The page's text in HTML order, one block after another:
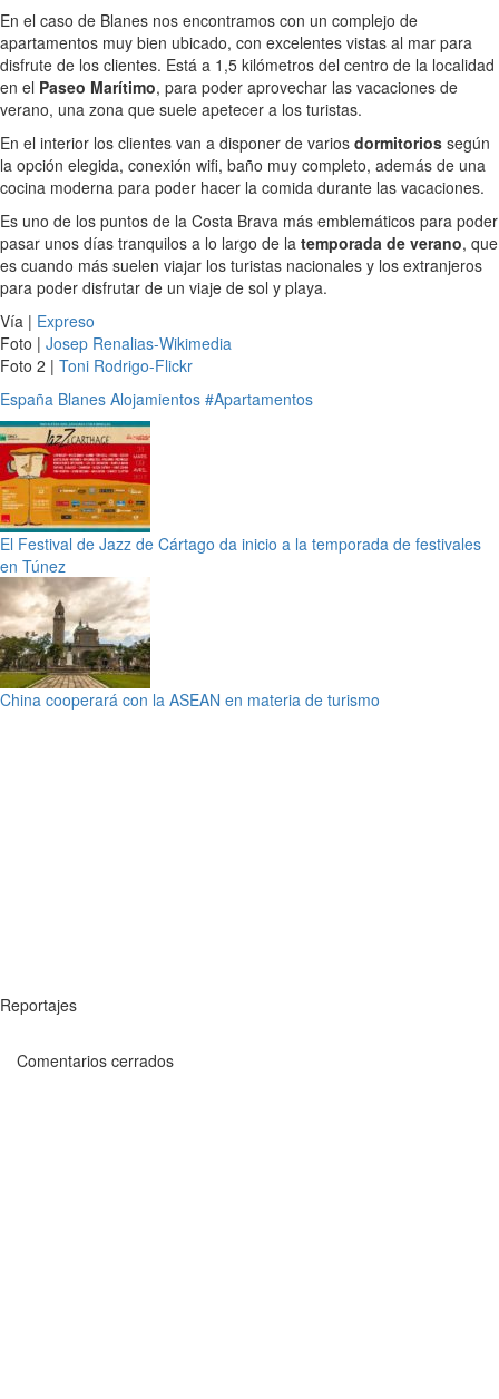
En el caso de Blanes nos encontramos con un complejo de
apartamentos muy bien ubicado, con excelentes vistas al mar para
disfrute de los clientes. Está a 1,5 kilómetros del centro de la localidad
en el Paseo Marítimo, para poder aprovechar las vacaciones de
verano, una zona que suele apetecer a los turistas.
En el interior los clientes van a disponer de varios dormitorios según
la opción elegida, conexión wifi, baño muy completo, además de una
cocina moderna para poder hacer la comida durante las vacaciones.
Es uno de los puntos de la Costa Brava más emblemáticos para poder
pasar unos días tranquilos a lo largo de la temporada de verano, que
es cuando más suelen viajar los turistas nacionales y los extranjeros
para poder disfrutar de un viaje de sol y playa.
Vía | Expreso
Foto | Josep Renalias-Wikimedia
Foto 2 | Toni Rodrigo-Flickr
España Blanes Alojamientos #Apartamentos
El Festival de Jazz de Cártago da inicio a la temporada de festivales
en Túnez
China cooperará con la ASEAN en materia de turismo
Reportajes
Comentarios cerrados